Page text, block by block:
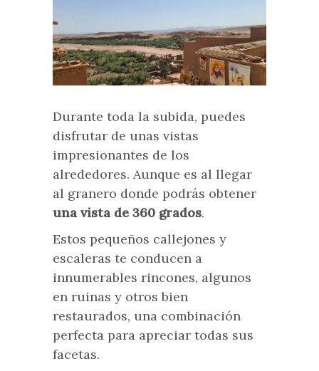
Durante toda la subida, puedes
disfrutar de unas vistas
impresionantes de los
alrededores. Aunque es al llegar
al granero donde podrás obtener
una vista de 360 grados.
Estos pequeños callejones y
escaleras te conducen a
innumerables rincones, algunos
en ruinas y otros bien
restaurados, una combinación
perfecta para apreciar todas sus
facetas.